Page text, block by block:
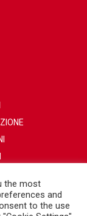
the most
and
to the use